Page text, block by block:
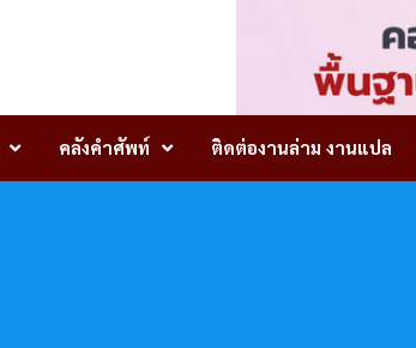
คลังคำศัพท์ ติดต่องานล่าม งานแปล